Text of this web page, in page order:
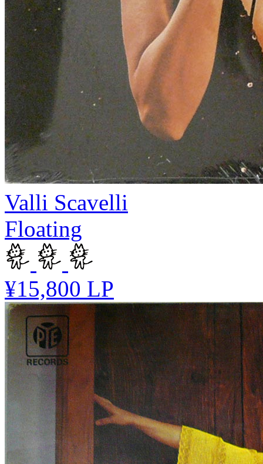
Valli Scavelli
Floating
¥15,800 LP